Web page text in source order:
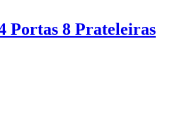
Portas 8 Prateleiras